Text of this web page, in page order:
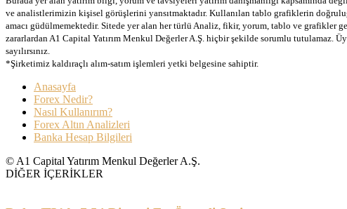
ve analistlerimizin kişisel görüşlerini yansıtmaktadır. Kullanılan tablo grafiklerin
amacı güdülmemektedir. Sitede yer alan her türlü Analiz, fikir, yorum, tablo ve grafikler
zararlardan A1 Capital Yatırım Menkul Değerler A.Ş. hiçbir şekilde sorumlu tutulamaz.
sayılırsınız.
*Şirketimiz kaldıraçlı alım-satım işlemleri yetki belgesine sahiptir.
Anasayfa
Forex Nedir?
Nasıl Kullanırım?
Forex Altın Analizleri
Banka Hesap Bilgileri
© A1 Capital Yatırım Menkul Değerler A.Ş.
DİĞER İÇERİKLER